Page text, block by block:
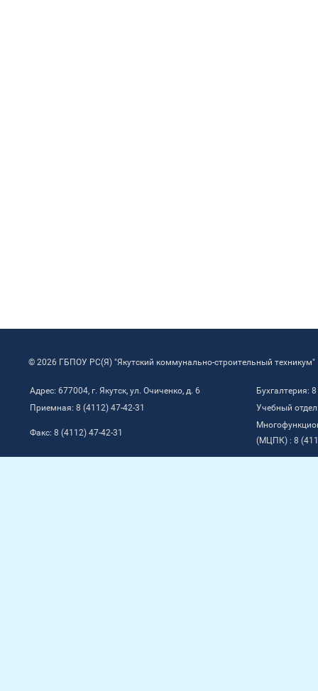
© 2026 ГБПОУ РС(Я) "Якутский коммунально-строительный техникум"
Адрес: 677004, г. Якутск, ул. Очиченко, д. 6
Бухгалтерия:
Приемная: 8 (4112) 47-42-31
Учебный
Факс: 8 (4112) 47-42-31
(МЦПК) : 8